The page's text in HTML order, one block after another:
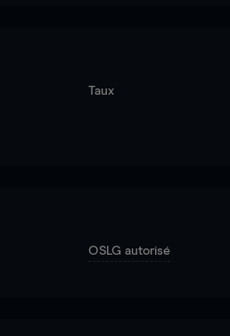
Taux
OSLG autorisé